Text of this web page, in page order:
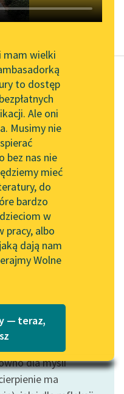
Zgłoś brak utworu
Narzędzia
Mapa Wolnych Lektur
Leśmianator
Przewodnik dla piszących i
czytających
API
OAI-PMH
Widget Wolnych Lektur
Przypisy
Katalog w formacie PDF
mam wielki
to dostęp
Ale oni
Musimy nie
bez nas nie
mieć
do
bardzo
w
pracy, albo
dają nam
Wolne
— teraz,
zur Linde
o, biada!
młota o
świata,
ramię moje
— są
w...
więcej
dla myśli
ma